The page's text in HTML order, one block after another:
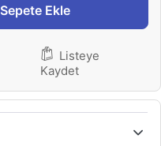
Sepete Ekle
Listeye
Kaydet